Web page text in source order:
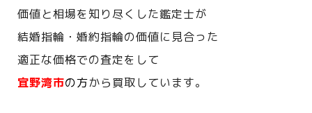
価値と相場を知り尽くした鑑定士が
結婚指輪・婚約指輪の価値に見合った
適正な価格での査定をして
宜野湾市の方から買取しています。